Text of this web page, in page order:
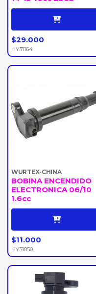
$29.000
HY31164
WURTEX-CHINA
BOBINA ENCENDIDO
ELECTRONICA 06/10
1.6cc
$11.000
HY31050